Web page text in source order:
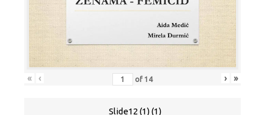
« ‹ of 14 › »
Slide12 (1) (1)